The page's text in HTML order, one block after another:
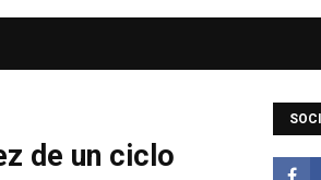
de un ciclo